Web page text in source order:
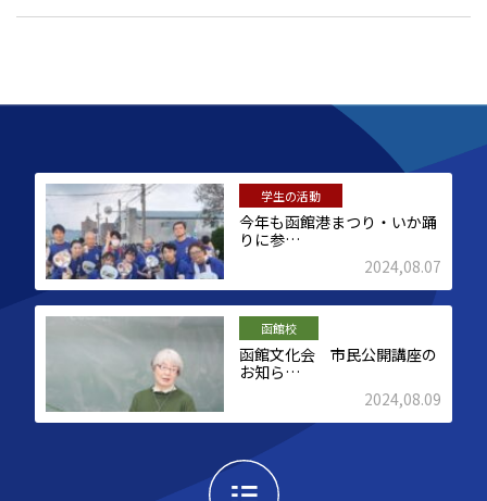
学生の活動
今年も函館港まつり・いか踊
りに参…
2024,08.07
函館校
函館文化会 市民公開講座の
お知ら…
2024,08.09